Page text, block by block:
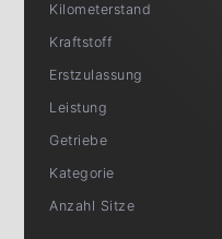
Kilometerstand
Kraftstoff
Erstzulassung
Leistung
Getriebe
Kategorie
Anzahl Sitze